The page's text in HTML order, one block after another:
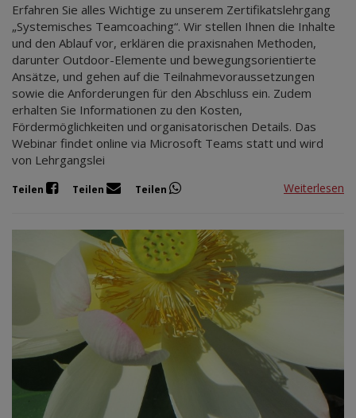
Erfahren Sie alles Wichtige zu unserem Zertifikatslehrgang
„Systemisches Teamcoaching“. Wir stellen Ihnen die Inhalte
und den Ablauf vor, erklären die praxisnahen Methoden,
darunter Outdoor-Elemente und bewegungsorientierte
Ansätze, und gehen auf die Teilnahmevoraussetzungen
sowie die Anforderungen für den Abschluss ein. Zudem
erhalten Sie Informationen zu den Kosten,
Fördermöglichkeiten und organisatorischen Details. Das
Webinar findet online via Microsoft Teams statt und wird
von Lehrgangslei
Teilen Teilen Teilen Weiterlesen